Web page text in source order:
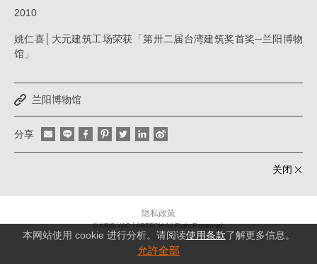
本网站使用 cookie 进行分析。请阅读使用条款了解更多信息。
允許全部
馆
|
仁
｜
大
元
2010
姚仁喜│大元建筑工场荣获「第卅二届台湾建筑奖首奖─兰阳博物
馆」
兰阳博物馆
分享
关闭
隐私政策
© KRIS YAO ARTECH All Right Reserved.